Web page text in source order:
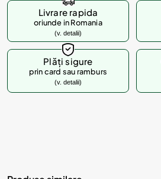
Livrare rapida
oriunde in Romania
(v. detalii)
Plăți sigure
prin card sau ramburs
(v. detalii)